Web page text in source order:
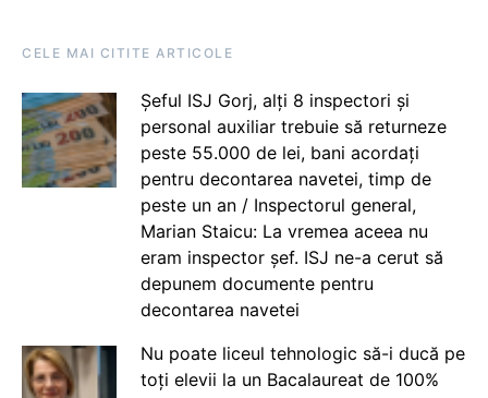
CELE MAI CITITE ARTICOLE
Șeful ISJ Gorj, alți 8 inspectori și
personal auxiliar trebuie să returneze
peste 55.000 de lei, bani acordați
pentru decontarea navetei, timp de
peste un an / Inspectorul general,
Marian Staicu: La vremea aceea nu
eram inspector șef. ISJ ne-a cerut să
depunem documente pentru
decontarea navetei
Nu poate liceul tehnologic să-i ducă pe
toți elevii la un Bacalaureat de 100%